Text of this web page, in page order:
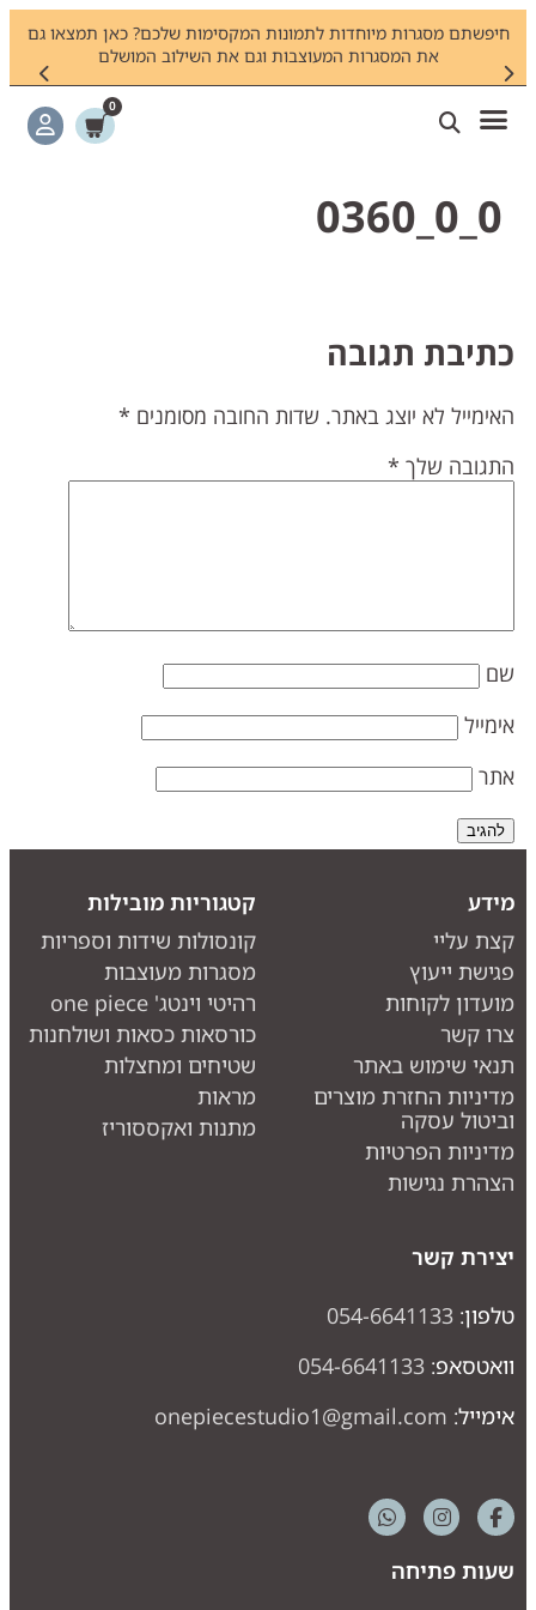
חיפשתם מסגרות מיוחדות לתמונות המקסימות שלכם? כאן תמצאו גם
את המסגרות המעוצבות וגם את השילוב המושלם
תגובה
לא יוצג באתר. שדות החובה מסומנים*
שלך*
עליי
ייעוץ
לקוחות
קשר
שימוש באתר
החזרת מוצרים
עסקה
הפרטיות
נגישות
קטגוריות מובילות
קונסולות שידות וספריות
מסגרות מעוצבות
רהיטי וינטג' one piece
כורסאות כסאות ושולחנות
שטיחים ומחצלות
מראות
מתנות ואקססוריז
קשר
054-6641133
054-6641133
onepiecestudio1@gmail.com
פתיחה